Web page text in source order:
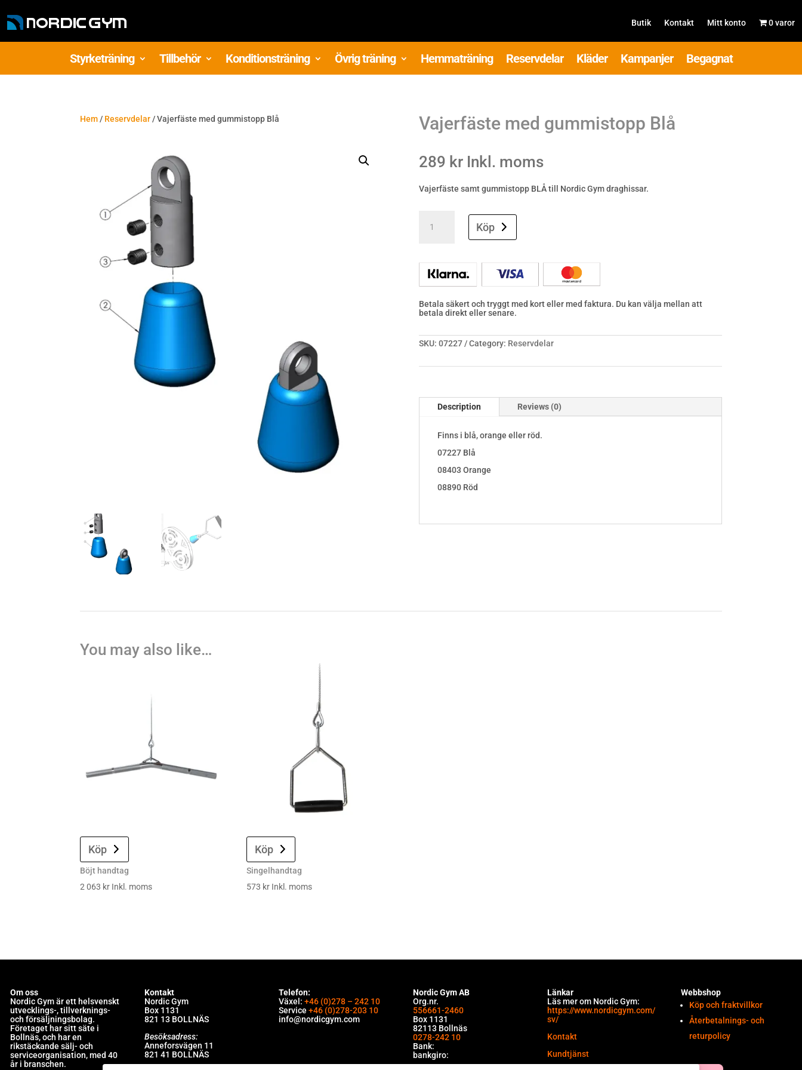
Butik Kontakt Mitt konto 0 varor
Styrketräning Tillbehör Konditionsträning Övrig träning Hemmaträning Reservdelar Kläder Kampanjer Begagnat
Hem/ Reservdelar/ Vajerfäste med gummistopp Blå Vajerfäste med gummistopp Blå
289 kr Inkl. moms
Vajerfäste samt gummistopp BLÅ till Nordic Gym draghissar.
med
gummistopp
Köp
Betala säkert och tryggt med kort eller med faktura. Du kan välja mellan att
betala direkt eller senare.
SKU: 07227 Category: Reservdelar
Description Reviews (0)
Finns i blå, orange eller röd.
07227 Blå
08403 Orange
08890 Röd
You may also like…
Köp
Böjt handtag
2 063 kr Inkl. moms
Köp
Singelhandtag
573 kr Inkl. moms
Om oss
Nordic Gym är ett helsvenskt
utvecklings-, tillverknings-
och försäljningsbolag.
Företaget har sitt säte i
Bollnäs, och har en
rikstäckande sälj- och
serviceorganisation, med 40
år i branschen.
Kontakt
Nordic Gym
Box 1131
821 13 BOLLNÄS
Besöksadress:
Anneforsvägen 11
821 41 BOLLNÄS
Telefon:
Växel: +46 (0)278 – 242 10
Service +46 (0)278-203 10
info@nordicgym.com
Nordic Gym AB
Org.nr.
556661-2460
Box 1131
82113 Bollnäs
0278-242 10
Bank:
bankgiro:
Länkar
Läs mer om Nordic Gym:
https://www.nordicgym.com/
sv/
Kontakt
Kundtjänst
Webbshop
Köp och fraktvillkor
Återbetalnings- och
returpolicy